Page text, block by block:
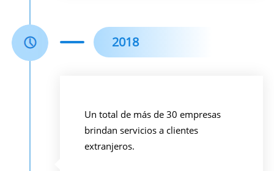
2018
Un total de más de 30 empresas
brindan servicios a clientes
extranjeros.